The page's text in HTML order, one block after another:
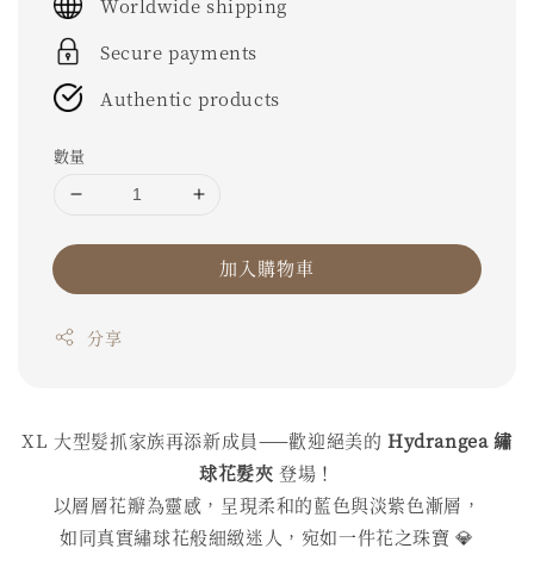
Worldwide shipping
Secure payments
Authentic products
數量
加入購物車
分享
XL 大型髮抓家族再添新成員——歡迎絕美的 Hydrangea 繡
球花髮夾 登場！
以層層花瓣為靈感，呈現柔和的藍色與淡紫色漸層，
如同真實繡球花般細緻迷人，宛如一件花之珠寶 💎